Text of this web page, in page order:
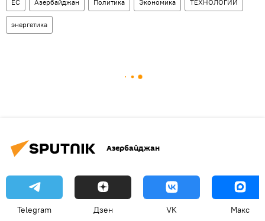
ЕС Азербайджан Политика Экономика ТЕХНОЛОГИИ
энергетика
Азербайджан
Telegram Дзен VK Макс